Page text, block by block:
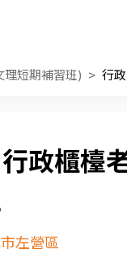
短期補習班) 行
行政櫃檯
左營區